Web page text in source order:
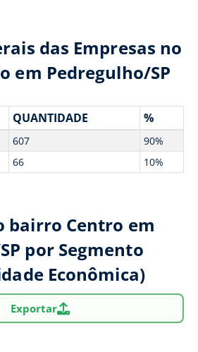
das Empresas no
em Pedregulho/SP
QUANTIDADE %
607
90%
66 10%
bairro Centro em
por Segmento
Econômica)
Exportar